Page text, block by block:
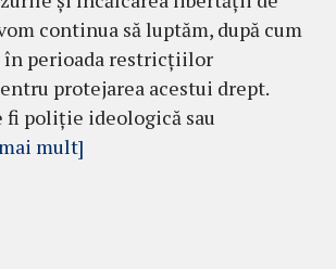
continua să luptăm, după cum
în perioada restricțiilor
protejarea acestui drept.
fi poliție ideologică sau
mult]